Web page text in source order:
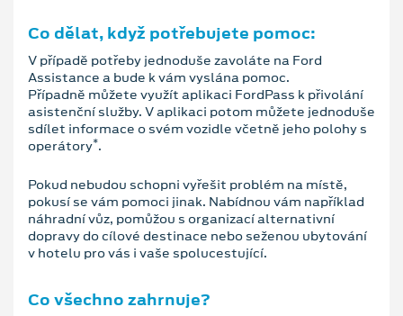
Co dělat, když potřebujete pomoc:
V případě potřeby jednoduše zavoláte na Ford
Assistance a bude k vám vyslána pomoc.
Případně můžete využít aplikaci FordPass k přivolání
asistenční služby. V aplikaci potom můžete jednoduše
sdílet informace o svém vozidle včetně jeho polohy s
operátory*.
Pokud nebudou schopni vyřešit problém na místě,
pokusí se vám pomoci jinak. Nabídnou vám například
náhradní vůz, pomůžou s organizací alternativní
dopravy do cílové destinace nebo seženou ubytování
v hotelu pro vás i vaše spolucestující.
Co všechno zahrnuje?